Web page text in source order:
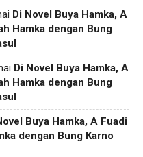
Di Novel Buya Hamka, A
Hamka dengan Bung
Di Novel Buya Hamka, A
Hamka dengan Bung
Buya Hamka, A Fuadi
dengan Bung Karno